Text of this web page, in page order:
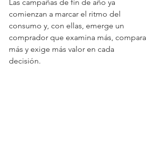
Las campañas de fin de año ya
comienzan a marcar el ritmo del
consumo y, con ellas, emerge un
comprador que examina más, compara
más y exige más valor en cada
decisión.